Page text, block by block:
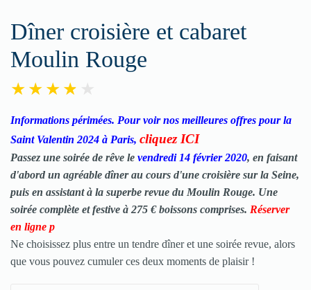
Dîner croisière et cabaret
Moulin Rouge
Informations périmées. Pour voir nos meilleures offres pour la
Saint Valentin 2024 à Paris, cliquez ICI
Passez une soirée de rêve le vendredi 14 février 2020, en faisant
d'abord un agréable dîner au cours d'une croisière sur la Seine,
puis en assistant à la superbe revue du Moulin Rouge. Une
soirée complète et festive à 275 € boissons comprises. Réserver
en ligne p
Ne choisissez plus entre un tendre dîner et une soirée revue, alors
que vous pouvez cumuler ces deux moments de plaisir !